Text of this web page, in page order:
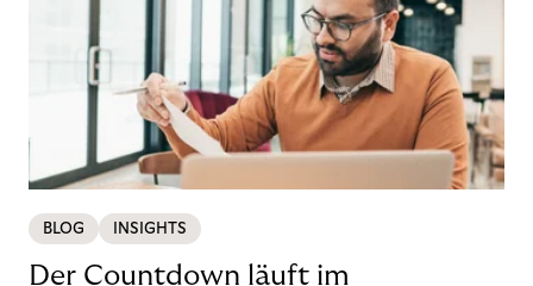
BLOG INSIGHTS
Der Countdown läuft im